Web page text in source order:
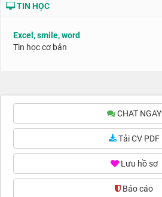
TIN HỌC
Excel, smile, word
Tin học cơ bản
CHAT NGAY
Tải CV PDF
Lưu hồ sơ
Báo cáo(0)